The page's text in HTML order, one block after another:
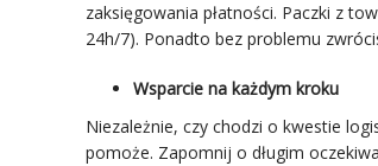
zaksięgowania płatności. Paczki z
24h/7). Ponadto bez problemu
Wsparcie na każdym kroku
Niezależnie, czy chodzi o kwestie
pomoże. Zapomnij o długim